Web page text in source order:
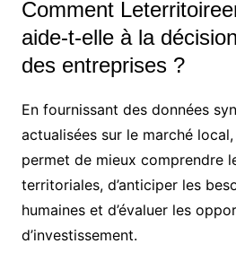
Comment
aide-t-elle à la
des entreprises ?
En fournissant des données
actualisées sur le marché
permet de mieux comprendre
territoriales, d’anticiper les
humaines et d’évaluer les
d’investissement.